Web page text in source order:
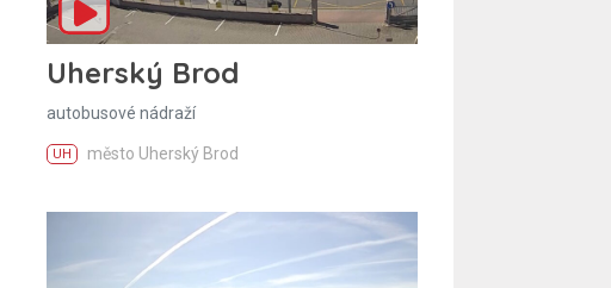
Uherský Brod
autobusové nádraží
UH město Uherský Brod